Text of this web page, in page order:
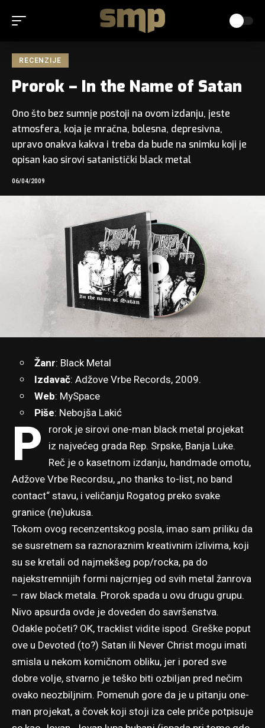
RECENZIJE
Prorok – In the Name of Satan
Ono što bez sumnje postoji na ovom izdanju, jeste
atmosfera, koja je mračna, bolesna, depresivna,
upravo onakva kakva i treba da bude na snimku koji je
opisan kao sirovi satanistički black metal
06/04/2009
Žanr: Black Metal
Izdavač: Adžove Vrbe Records, 2009.
Web: MySpace
Piše: Nebojša Lakić
P rorok je sirovi one-man black metal projekat
iz najvećeg grada Rep. Srpske, Banja Luke.
Reč je o kasetnom izdanju, handmade omotu,
Adžove Vrbe Recordsu, „no thanks to-list, no band
contact“ stavu, i veličanju Rogatog preko svake
granice (ne)ukusa.
Tokom ovog recenzentskog posla, imao sam priliku da
se susretnem sa raznoraznim kreativnim izlivima, koji
su se kretali od najmekšeg pop/rocka, pa do
najekstremnijih formi najcrnjeg od svih metal žanrova
– raw black metala. Prorok spada u ovu drugu grupu.
Nivo apsurda ovde je doveden do savršenstva.
Odakle početi? OK, tracklist vidite ispod. Greške poput
ove u Devoted (to?) Satan ili Never Christ mogu imati
smisla u nekom komičnom obliku, jer i pored sve
dobre volje, stvarno je teško biti ozbiljan pred nečim
ovako neozbiljnim. Pomenuh gore da je u pitanju one-
man projekat, a čovek koji stoji iza cele priče potpisuje